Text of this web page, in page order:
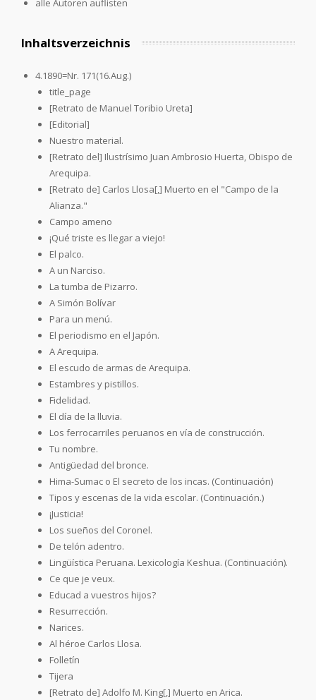
Inhaltsverzeichnis
4.1890=Nr. 171(16.Aug.)
title_page
[Retrato de Manuel Toribio Ureta]
[Editorial]
Nuestro material.
[Retrato del] Ilustrísimo Juan Ambrosio Huerta, Obispo de
Arequipa.
[Retrato de] Carlos Llosa[,] Muerto en el "Campo de la
Alianza."
Campo ameno
¡Qué triste es llegar a viejo!
El palco.
A un Narciso.
La tumba de Pizarro.
A Simón Bolívar
Para un menú.
El periodismo en el Japón.
A Arequipa.
El escudo de armas de Arequipa.
Estambres y pistillos.
Fidelidad.
El día de la lluvia.
Los ferrocarriles peruanos en vía de construcción.
Tu nombre.
Antigüedad del bronce.
Hima-Sumac o El secreto de los incas. (Continuación)
Tipos y escenas de la vida escolar. (Continuación.)
¡Justicia!
Los sueños del Coronel.
De telón adentro.
Lingüística Peruana. Lexicología Keshua. (Continuación).
Ce que je veux.
Educad a vuestros hijos?
Resurrección.
Narices.
Al héroe Carlos Llosa.
Folletín
Tijera
[Retrato de] Adolfo M. King[,] Muerto en Arica.